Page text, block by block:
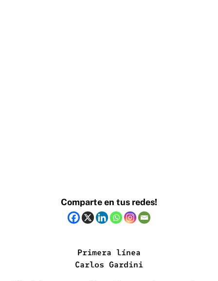
Comparte en tus redes!
Primera línea
Carlos Gardini